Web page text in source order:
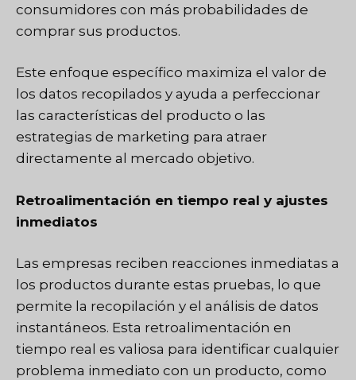
consumidores con más probabilidades de
comprar sus productos.
Este enfoque específico maximiza el valor de
los datos recopilados y ayuda a perfeccionar
las características del producto o las
estrategias de marketing para atraer
directamente al mercado objetivo.
Retroalimentación en tiempo real y ajustes
inmediatos
Las empresas reciben reacciones inmediatas a
los productos durante estas pruebas, lo que
permite la recopilación y el análisis de datos
instantáneos. Esta retroalimentación en
tiempo real es valiosa para identificar cualquier
problema inmediato con un producto, como